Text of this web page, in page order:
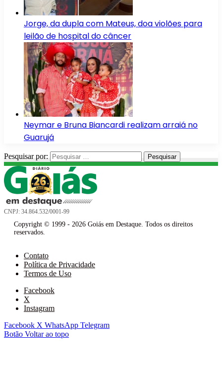
Jorge, da dupla com Mateus, doa violões para
leilão de hospital do câncer
Neymar e Bruna Biancardi realizam arraiá no
Guarujá
Pesquisar por:
CNPJ: 34.864.532/0001-99
Copyright © 1999 - 2026 Goiás em Destaque. Todos os direitos
reservados.
Contato
Política de Privacidade
Termos de Uso
Facebook
X
Instagram
Facebook X WhatsApp Telegram
Botão Voltar ao topo